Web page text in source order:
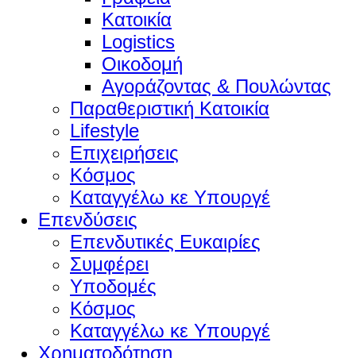
Κατοικία
Logistics
Οικοδομή
Αγοράζοντας & Πουλώντας
Παραθεριστική Κατοικία
Lifestyle
Επιχειρήσεις
Κόσμος
Καταγγέλω κε Υπουργέ
Επενδύσεις
Επενδυτικές Ευκαιρίες
Συμφέρει
Υποδομές
Κόσμος
Καταγγέλω κε Υπουργέ
Χρηματοδότηση